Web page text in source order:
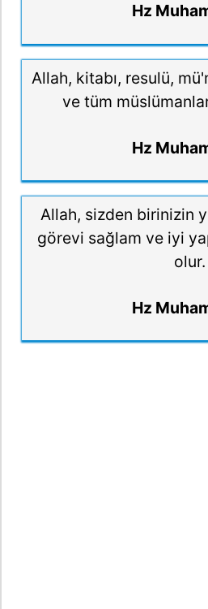
Hz
Allah, kitabı, resulü,
ve tüm
Hz
Allah, sizden birinizin
görevi sağlam ve iyi
olur.
Hz